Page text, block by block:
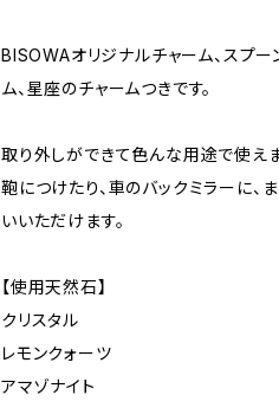
BISOWAオリジナルチャーム、スプー
ム、星座のチャームつきです。
取り外しができて色んな用途で使えま
鞄につけたり、車のバックミラーに、
いいただけます。
【使用天然石】
クリスタル
レモンクォーツ
アマゾナイト